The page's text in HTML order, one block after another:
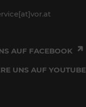
AUF FACEBOOK
UNS AUF YOUTUBE